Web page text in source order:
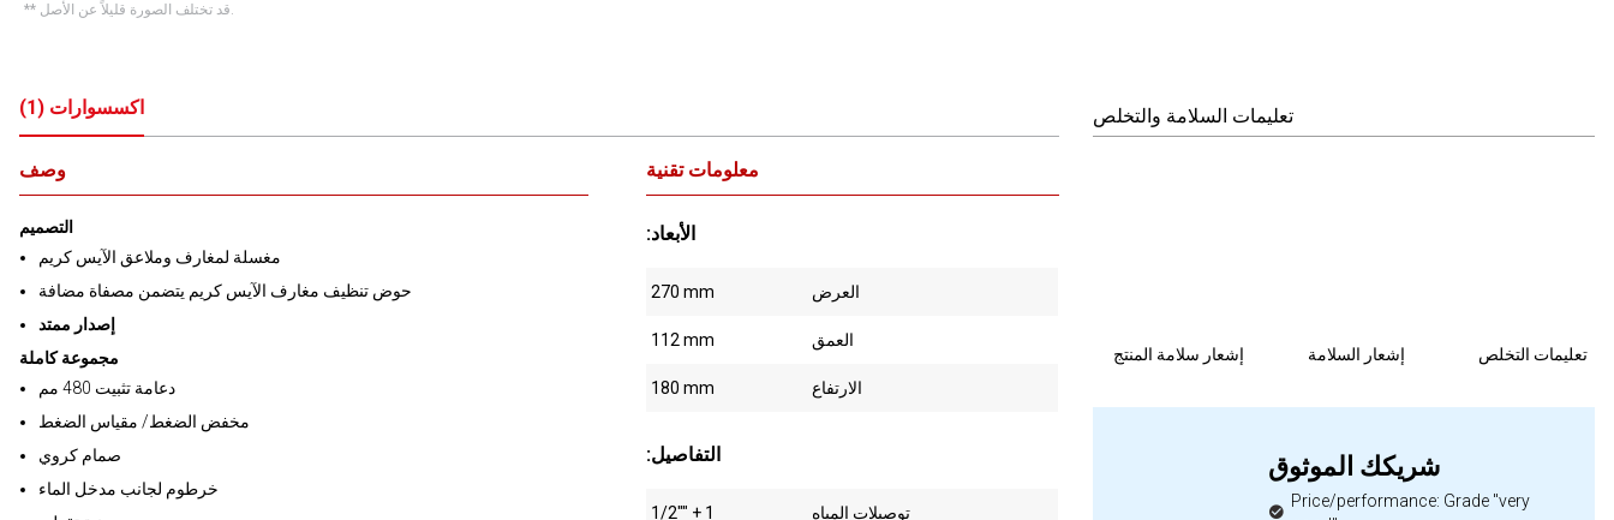
** قد تختلف الصورة قليلاً عن الأصل.
اكسسوارات (
1
)
وصف
التصميم
مغسلة لمغارف وملاعق الآيس كريم
حوض تنظيف مغارف الآيس كريم يتضمن مصفاة مضافة
إصدار ممتد
مجموعة كاملة
دعامة تثبيت 480 مم
مخفض الضغط/ مقياس الضغط
صمام كروي
خرطوم لجانب مدخل الماء
معلومات تقنية
:الأبعاد
270 mm العرض
112 mm العمق
180 mm الارتفاع
:التفاصيل
1/2"" + 1 توصيلات المياه
تعليمات السلامة والتخلص
إشعار سلامة المنتج إشعار السلامة تعليمات التخلص
شريكك الموثوق
Price/performance: Grade "very